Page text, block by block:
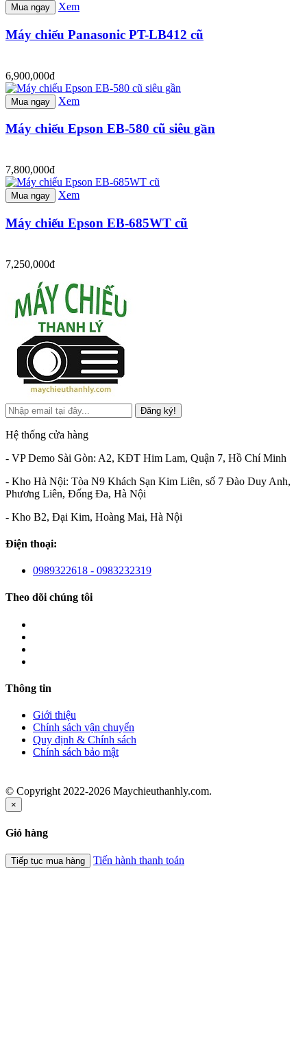
Mua ngay Xem
Máy chiếu Panasonic PT-LB412 cũ
6,900,000đ
Mua ngay Xem
Máy chiếu Epson EB-580 cũ siêu gần
7,800,000đ
Mua ngay Xem
Máy chiếu Epson EB-685WT cũ
7,250,000đ
Đăng ký!
Hệ thống cửa hàng
- VP Demo Sài Gòn: A2, KĐT Him Lam, Quận 7, Hồ Chí Minh
- Kho Hà Nội: Tòa N9 Khách Sạn Kim Liên, số 7 Đào Duy Anh,
Phương Liên, Đống Đa, Hà Nội
- Kho B2, Đại Kim, Hoàng Mai, Hà Nội
Điện thoại:
0989322618 - 0983232319
Theo dõi chúng tôi
Thông tin
Giới thiệu
Chính sách vận chuyển
Quy định & Chính sách
Chính sách bảo mật
© Copyright 2022-2026 Maychieuthanhly.com.
×
Giỏ hàng
Tiếp tục mua hàng Tiến hành thanh toán